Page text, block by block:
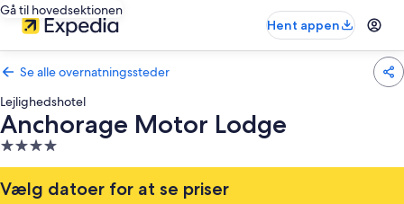
Gå til hovedsektionen
Hent appen
Se alle overnatningssteder
Lejlighedshotel
Anchorage Motor Lodge
4.0-
stjernet
overnatningssted
Vælg datoer for at se priser